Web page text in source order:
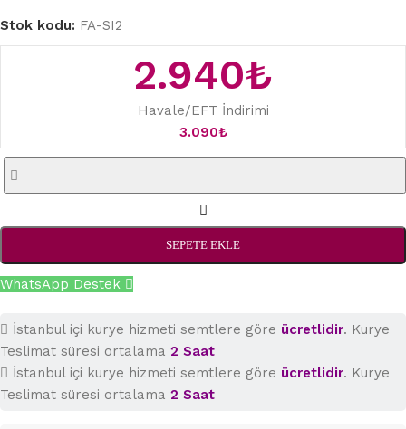
Stok kodu: FA-SI2
2.940₺
Havale/EFT İndirimi
3.090₺
SEPETE EKLE
WhatsApp Destek
İstanbul içi kurye hizmeti semtlere göre ücretlidir. Kurye
Teslimat süresi ortalama 2 Saat
İstanbul içi kurye hizmeti semtlere göre ücretlidir. Kurye
Teslimat süresi ortalama 2 Saat